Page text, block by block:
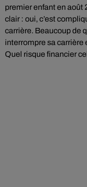
premier enfant en août
clair : oui, c’est
carrière. Beaucoup de
interrompre sa carrière
Quel risque financier